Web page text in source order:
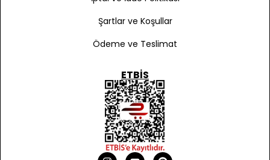
Şartlar ve Koşullar
Ödeme ve Teslimat
ETBIS